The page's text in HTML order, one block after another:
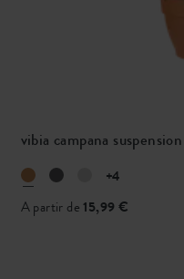
vibia campana suspension
+4
A partir de15,99 €